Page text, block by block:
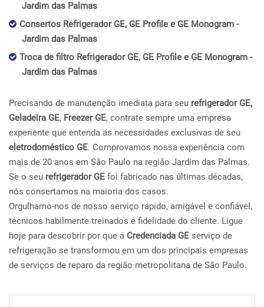
Jardim das Palmas
Consertos Refrigerador GE, GE Profile e GE Monogram -
Jardim das Palmas
Troca de filtro Refrigerador GE, GE Profile e GE Monogram -
Jardim das Palmas
Precisando de manutenção imediata para seu refrigerador GE,
Geladeira GE, Freezer GE, contrate sempre uma empresa
experiente que entenda as necessidades exclusivas de seu
eletrodoméstico GE. Comprovamos nossa experiência com
mais de 20 anos em São Paulo na região Jardim das Palmas.
Se o seu refrigerador GE foi fabricado nas últimas décadas,
nós consertamos na maioria dos casos.
Orgulhamo-nos de nosso serviço rápido, amigável e confiável,
técnicos habilmente treinados e fidelidade do cliente. Ligue
hoje para descobrir por que a Credenciada GE serviço de
refrigeração se transformou em um dos principais empresas
de serviços de reparo da região metropolitana de São Paulo.